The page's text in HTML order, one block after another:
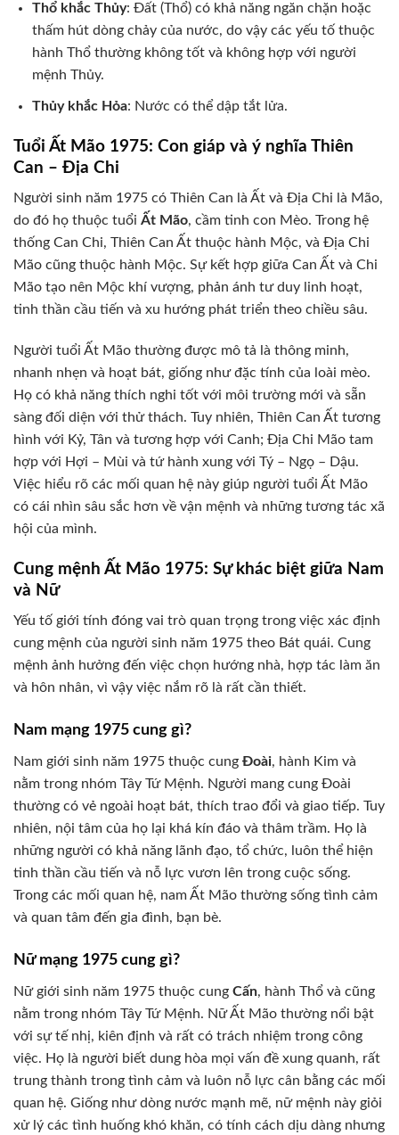
Thổ khắc Thủy: Đất (Thổ) có khả năng ngăn chặn hoặc
thấm hút dòng chảy của nước, do vậy các yếu tố thuộc
hành Thổ thường không tốt và không hợp với người
mệnh Thủy.
Thủy khắc Hỏa: Nước có thể dập tắt lửa.
Tuổi Ất Mão 1975: Con giáp và ý nghĩa Thiên
Can – Địa Chi
Người sinh năm 1975 có Thiên Can là Ất và Địa Chi là Mão,
do đó họ thuộc tuổi Ất Mão, cầm tinh con Mèo. Trong hệ
thống Can Chi, Thiên Can Ất thuộc hành Mộc, và Địa Chi
Mão cũng thuộc hành Mộc. Sự kết hợp giữa Can Ất và Chi
Mão tạo nên Mộc khí vượng, phản ánh tư duy linh hoạt,
tinh thần cầu tiến và xu hướng phát triển theo chiều sâu.
Người tuổi Ất Mão thường được mô tả là thông minh,
nhanh nhẹn và hoạt bát, giống như đặc tính của loài mèo.
Họ có khả năng thích nghi tốt với môi trường mới và sẵn
sàng đối diện với thử thách. Tuy nhiên, Thiên Can Ất tương
hình với Kỷ, Tân và tương hợp với Canh; Địa Chi Mão tam
hợp với Hợi – Mùi và tứ hành xung với Tý – Ngọ – Dậu.
Việc hiểu rõ các mối quan hệ này giúp người tuổi Ất Mão
có cái nhìn sâu sắc hơn về vận mệnh và những tương tác xã
hội của mình.
Cung mệnh Ất Mão 1975: Sự khác biệt giữa Nam
và Nữ
Yếu tố giới tính đóng vai trò quan trọng trong việc xác định
cung mệnh của người sinh năm 1975 theo Bát quái. Cung
mệnh ảnh hưởng đến việc chọn hướng nhà, hợp tác làm ăn
và hôn nhân, vì vậy việc nắm rõ là rất cần thiết.
Nam mạng 1975 cung gì?
Nam giới sinh năm 1975 thuộc cung Đoài, hành Kim và
nằm trong nhóm Tây Tứ Mệnh. Người mang cung Đoài
thường có vẻ ngoài hoạt bát, thích trao đổi và giao tiếp. Tuy
nhiên, nội tâm của họ lại khá kín đáo và thâm trầm. Họ là
những người có khả năng lãnh đạo, tổ chức, luôn thể hiện
tinh thần cầu tiến và nỗ lực vươn lên trong cuộc sống.
Trong các mối quan hệ, nam Ất Mão thường sống tình cảm
và quan tâm đến gia đình, bạn bè.
Nữ mạng 1975 cung gì?
Nữ giới sinh năm 1975 thuộc cung Cấn, hành Thổ và cũng
nằm trong nhóm Tây Tứ Mệnh. Nữ Ất Mão thường nổi bật
với sự tế nhị, kiên định và rất có trách nhiệm trong công
việc. Họ là người biết dung hòa mọi vấn đề xung quanh, rất
trung thành trong tình cảm và luôn nỗ lực cân bằng các mối
quan hệ. Giống như dòng nước mạnh mẽ, nữ mệnh này giỏi
xử lý các tình huống khó khăn, có tính cách dịu dàng nhưng